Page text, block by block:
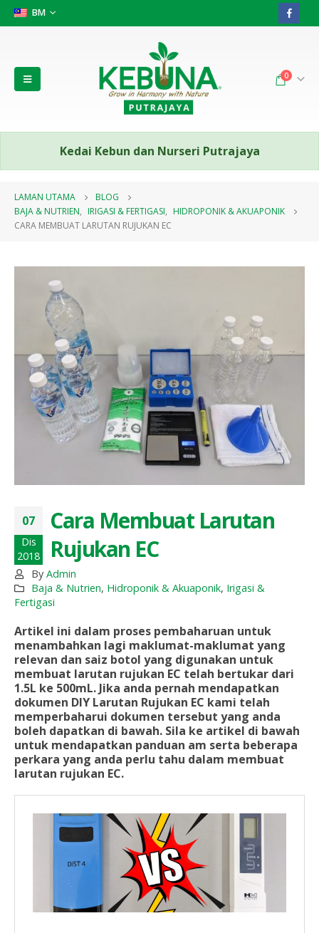
BM
0
Kedai Kebun dan Nurseri Putrajaya
LAMAN UTAMA
BLOG
BAJA & NUTRIEN, IRIGASI & FERTIGASI, HIDROPONIK & AKUAPONIK
CARA MEMBUAT LARUTAN RUJUKAN EC
07
Dis
2018
Cara Membuat Larutan
Rujukan EC
By Admin
Baja & Nutrien, Hidroponik & Akuaponik, Irigasi &
Fertigasi
Artikel ini dalam proses pembaharuan untuk
menambahkan lagi maklumat-maklumat yang
relevan dan saiz botol yang digunakan untuk
membuat larutan rujukan EC telah bertukar dari
1.5L ke 500mL. Jika anda pernah mendapatkan
dokumen DIY Larutan Rujukan EC kami telah
memperbaharui dokumen tersebut yang anda
boleh dapatkan di bawah. Sila ke artikel di bawah
untuk mendapatkan panduan am serta beberapa
perkara yang anda perlu tahu dalam membuat
larutan rujukan EC.